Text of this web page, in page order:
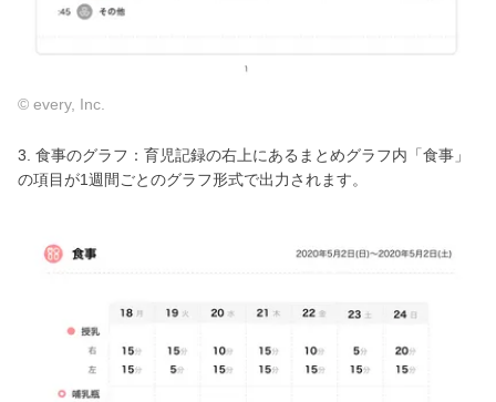
© every, Inc.
3. 食事のグラフ：育児記録の右上にあるまとめグラフ内「食事」
の項目が1週間ごとのグラフ形式で出力されます。